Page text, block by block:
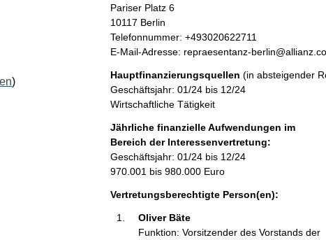
)
t
d
r
e
s
e
Pariser Platz 6
10117 Berlin
K
o
t
a
k
t
i
n
f
r
m
Telefonnummer: +493020622711
E-Mail-Adresse: repraesentanz-
Hauptfinanzierungsquellen (in absteigender
Geschäftsjahr: 01/24 bis 12/24
Wirtschaftliche Tätigkeit
Jährliche finanzielle Aufwendungen im
Bereich der Interessenvertretung:
Geschäftsjahr: 01/24 bis 12/24
970.001 bis 980.000 Euro
Vertretungsberechtigte Person(en):
Oliver Bäte
Funktion: Vorsitzender des Vorstands der